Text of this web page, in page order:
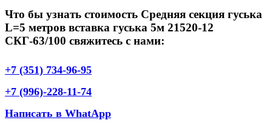
Что бы узнать стоимость Средняя секция гуська
L=5 метров вставка гуська 5м 21520-12
СКГ-63/100 свяжитесь с нами:
+7 (351) 734-96-95
+7 (996)-228-11-74
Написать в WhatApp